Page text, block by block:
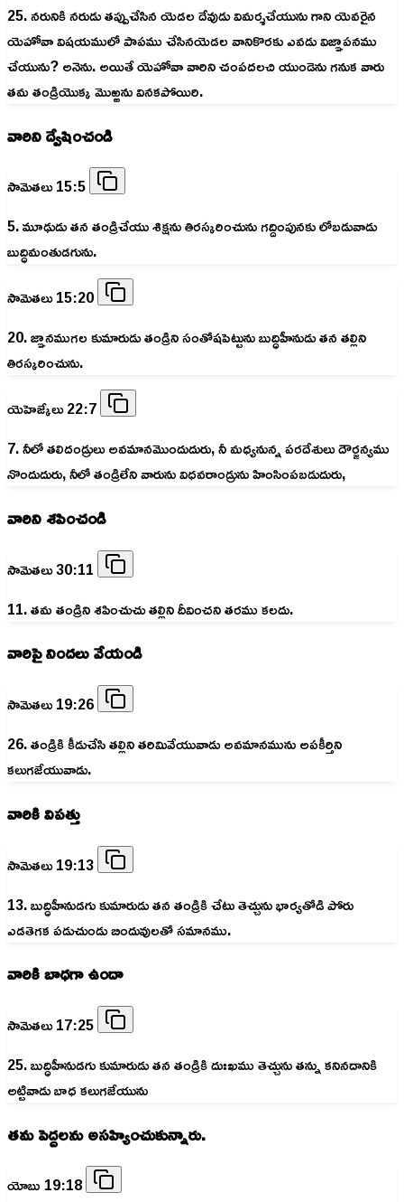
25. నరునికి నరుడు తప్పుచేసిన యెడల దేవుడు విమర్శచేయును గాని యెవరైన
యెహోవా విషయములో పాపము చేసినయెడల వానికొరకు ఎవడు విజ్ఞాపనము
చేయును? అనెను. అయితే యెహోవా వారిని చంపదలచి యుండెను గనుక వారు
తమ తండ్రియొక్క మొఱ్ఱను వినకపోయిరి.
వారిని ద్వేషించండి
సామెతలు 15:5
5. మూఢుడు తన తండ్రిచేయు శిక్షను తిరస్కరించును గద్దింపునకు లోబడువాడు
బుద్ధిమంతుడగును.
సామెతలు 15:20
20. జ్ఞానముగల కుమారుడు తండ్రిని సంతోషపెట్టును బుద్ధిహీనుడు తన తల్లిని
తిరస్కరించును.
యెహెజ్కేలు 22:7
7. నీలో తలిదండ్రులు అవమానమొందుదురు, నీ మధ్యనున్న పరదేశులు దౌర్జన్యము
నొందుదురు, నీలో తండ్రిలేని వారును విధవరాండ్రును హింసింపబడుదురు,
వారిని శపించండి
సామెతలు 30:11
11. తమ తండ్రిని శపించుచు తల్లిని దీవించని తరము కలదు.
వారిపై నిందలు వేయండి
సామెతలు 19:26
26. తండ్రికి కీడుచేసి తల్లిని తరిమివేయువాడు అవమానమును అపకీర్తిని
కలుగజేయువాడు.
వారికి విపత్తు
సామెతలు 19:13
13. బుద్ధిహీనుడగు కుమారుడు తన తండ్రికి చేటు తెచ్చును భార్యతోడి పోరు
ఎడతెగక పడుచుండు బిందువులతో సమానము.
వారికి బాధగా ఉందా
సామెతలు 17:25
25. బుద్ధిహీనుడగు కుమారుడు తన తండ్రికి దుఃఖము తెచ్చును తన్ను కనినదానికి
అట్టివాడు బాధ కలుగజేయును
తమ పెద్దలను అసహ్యించుకున్నారు.
యోబు 19:18